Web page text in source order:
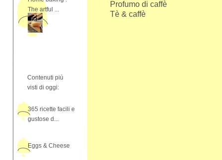
The artful ...
Contenuti più
visti di oggi:
365 ricette facili e
gustose d...
Eggs & Cheese
Profumo di caffè
Tè & caffè